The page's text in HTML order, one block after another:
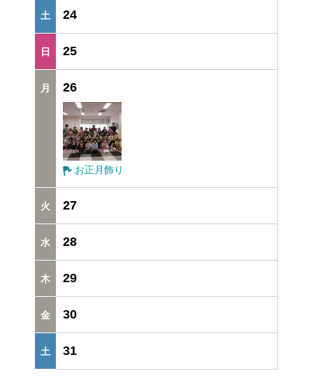
24
25
26
お正月飾り
27
28
29
30
31